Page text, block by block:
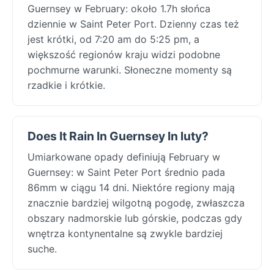
Guernsey w February: około 1.7h słońca
dziennie w Saint Peter Port. Dzienny czas też
jest krótki, od 7:20 am do 5:25 pm, a
większość regionów kraju widzi podobne
pochmurne warunki. Słoneczne momenty są
rzadkie i krótkie.
Does It Rain In Guernsey In luty?
Umiarkowane opady definiują February w
Guernsey: w Saint Peter Port średnio pada
86mm w ciągu 14 dni. Niektóre regiony mają
znacznie bardziej wilgotną pogodę, zwłaszcza
obszary nadmorskie lub górskie, podczas gdy
wnętrza kontynentalne są zwykle bardziej
suche.